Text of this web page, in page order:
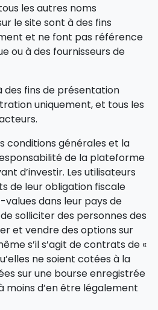
les autres noms
le site sont à des fins
et ne font pas référence
ou à des fournisseurs de
des fins de présentation
uniquement, et tous les
conditions générales et la
de la plateforme
d’investir. Les utilisateurs
de leur obligation fiscale
values dans leur pays de
solliciter des personnes des
et vendre des options sur
s’il s’agit de contrats de «
ne soient cotées à la
sur une bourse enregistrée
moins d’en être légalement